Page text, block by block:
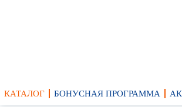
КАТАЛОГ БОНУСНАЯ ПРОГРАММА